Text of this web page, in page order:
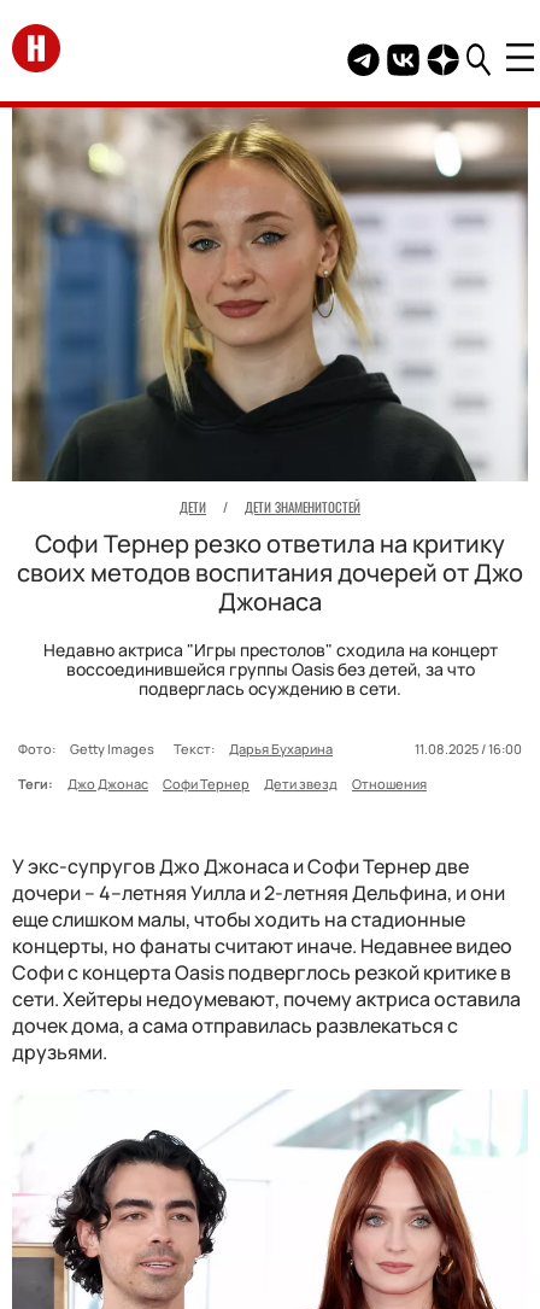
Перейти на главную
Telegram канал
Группа HELLO
Канал
ДЕТИ / ДЕТИ ЗНАМЕНИТОСТЕЙ
Софи Тернер резко ответила на критику
своих методов воспитания дочерей от Джо
Джонаса
Недавно актриса "Игры престолов" сходила на концерт
воссоединившейся группы Oasis без детей, за что
подверглась осуждению в сети.
Фото: Getty Images Текст: Дарья Бухарина
11.08.2025 / 16:00
Теги:
Джо Джонас Софи Тернер Дети звезд Отношения
У экс-супругов Джо Джонаса и Софи Тернер две
дочери – 4–летняя Уилла и 2-летняя Дельфина, и они
еще слишком малы, чтобы ходить на стадионные
концерты, но фанаты считают иначе. Недавнее видео
Софи с концерта Oasis подверглось резкой критике в
сети. Хейтеры недоумевают, почему актриса оставила
дочек дома, а сама отправилась развлекаться с
друзьями.